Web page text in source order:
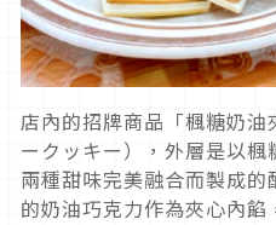
店內的招牌商品「楓糖奶油
ークッキー），外層是以
兩種甜味完美融合而製成
的奶油巧克力作為夾心內餡